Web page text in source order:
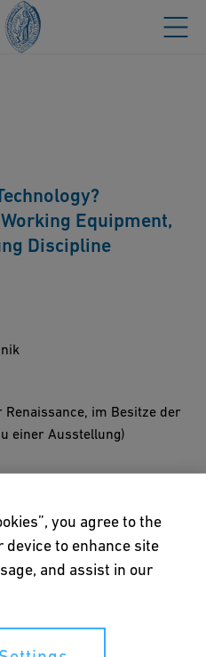
Equipment,
Discipline
im Besitze der
einer Ausstellung)
Sozialwissenschaft und
you agree to the
device to enhance site
and assist in our